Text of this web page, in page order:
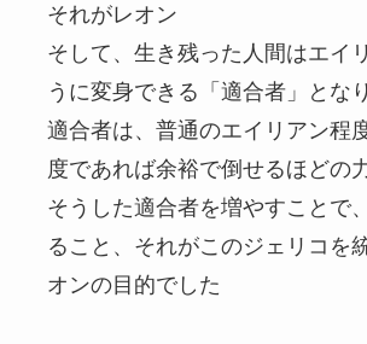
それがレオン
そして、生き残った人間はエイ
うに変身できる「適合者」とな
適合者は、普通のエイリアン程
度であれば余裕で倒せるほどの
そうした適合者を増やすことで
ること、それがこのジェリコを
オンの目的でした